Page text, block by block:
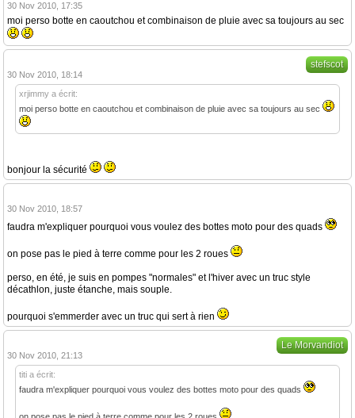
30 Nov 2010, 17:35
moi perso botte en caoutchou et combinaison de pluie avec sa toujours au sec
stefscot
30 Nov 2010, 18:14
xrjimmy a écrit:
moi perso botte en caoutchou et combinaison de pluie avec sa toujours au sec
bonjour la sécurité
30 Nov 2010, 18:57
faudra m'expliquer pourquoi vous voulez des bottes moto pour des quads
on pose pas le pied à terre comme pour les 2 roues
perso, en été, je suis en pompes "normales" et l'hiver avec un truc style
décathlon, juste étanche, mais souple.
pourquoi s'emmerder avec un truc qui sert à rien
Le Morvandiot
30 Nov 2010, 21:13
titi a écrit:
faudra m'expliquer pourquoi vous voulez des bottes moto pour des quads